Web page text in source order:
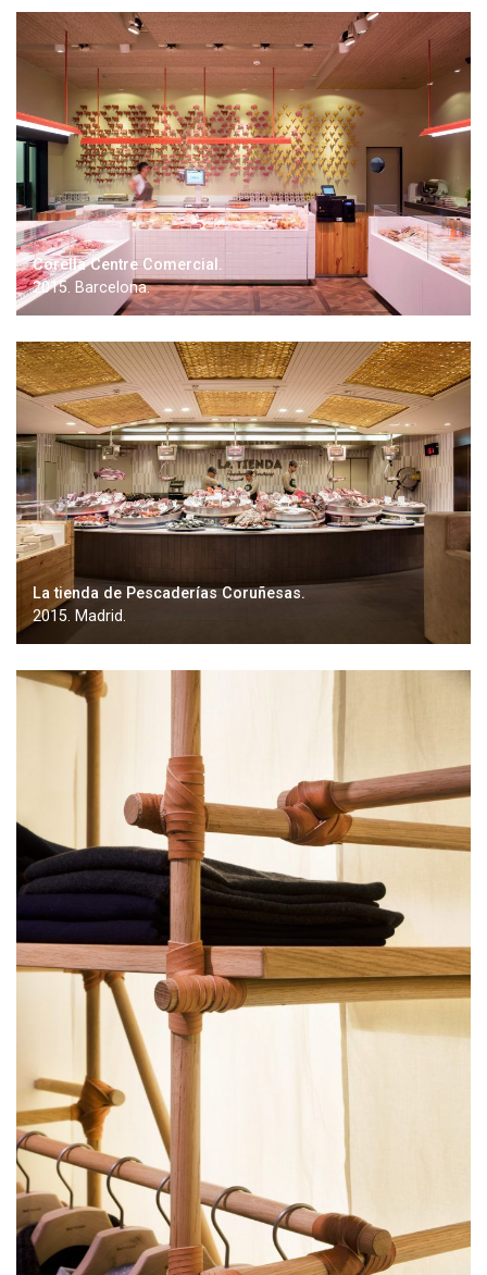
Corella Centre Comercial.
2015. Barcelona.
La tienda de Pescaderías Coruñesas.
2015. Madrid.